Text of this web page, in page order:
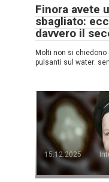
Finora avete
sbagliato:
davvero il
Molti non si
pulsanti sul water:
15.12.2025